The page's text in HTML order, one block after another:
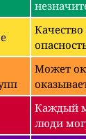
Может
Каждый
люди